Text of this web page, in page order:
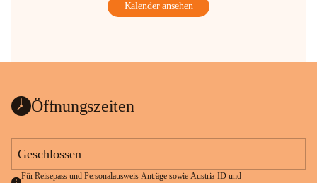
Kalender ansehen
Öffnungszeiten
Geschlossen
Für Reisepass und Personalausweis Anträge sowie Austria-ID und